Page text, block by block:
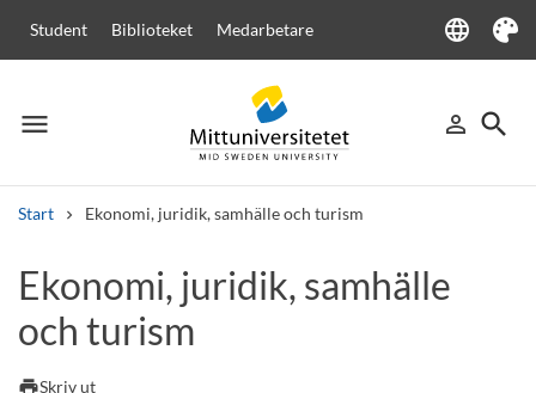
Student Biblioteket Medarbetare language
Language
Tema
menu
Meny person_outline
Logga in
search
Sök
Start Ekonomi, juridik, samhälle och turism
Andra söktjänster
Kurser och program
Ekonomi, juridik, samhälle
och turism
printSkriv ut